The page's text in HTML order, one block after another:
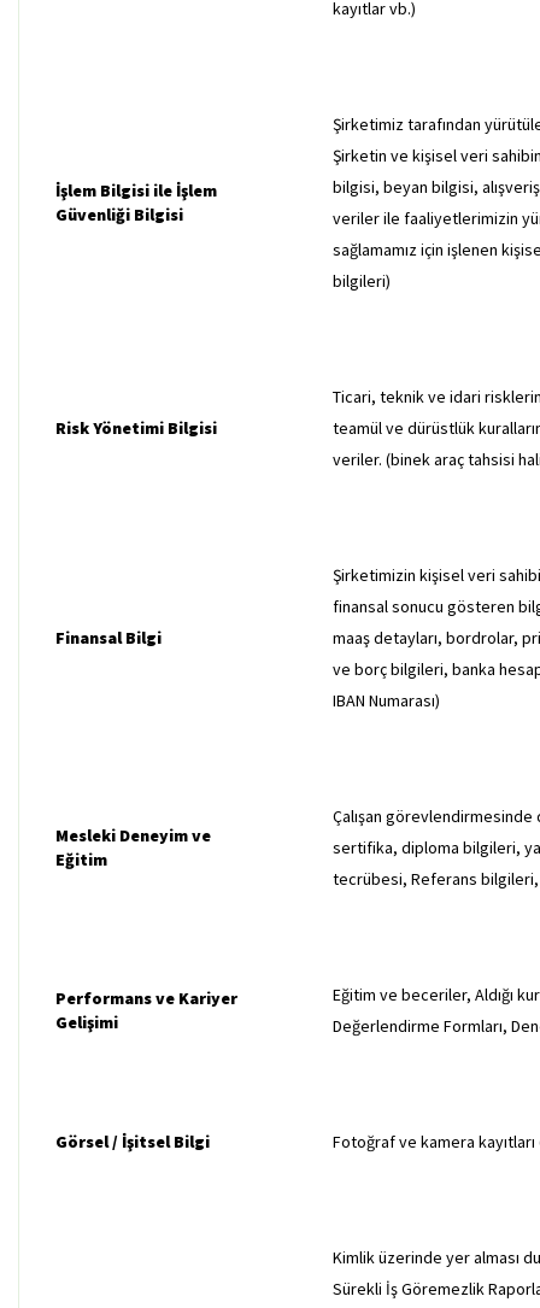
kayıtlar vb.)
İşlem Bilgisi ile İşlem
Güvenliği Bilgisi
Şirketimiz tarafından
Şirketin ve kişisel veri
bilgisi, beyan bilgisi,
veriler ile faaliyetlerimizin
sağlamamız için işlenen
bilgileri)
Risk Yönetimi Bilgisi
Ticari, teknik ve idari
teamül ve dürüstlük
veriler. (binek araç tahsisi
Finansal Bilgi
Şirketimizin kişisel veri
finansal sonucu gösteren
maaş detayları, bordrolar,
ve borç bilgileri, banka
IBAN Numarası)
Mesleki Deneyim ve
Eğitim
Çalışan görevlendirmesinde
sertifika, diploma bilgileri,
tecrübesi, Referans bilgileri,
Performans ve Kariyer
Gelişimi
Eğitim ve beceriler, Aldığı
Değerlendirme Formları,
Görsel / İşitsel Bilgi Fotoğraf ve kamera
Kimlik üzerinde yer alması
Sürekli İş Göremezlik